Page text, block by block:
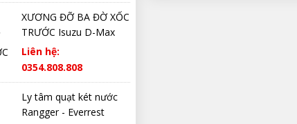
XƯƠNG ĐỠ BA ĐỜ XỐC
TRƯỚC Isuzu D-Max
Liên hệ:
0354.808.808
Ly tâm quạt két nước
Rangger - Everrest